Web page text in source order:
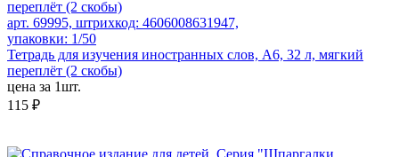
арт. 69995, штрихкод: 4606008631947,
упаковки: 1/50
Тетрадь для изучения иностранных слов, А6, 32 л, мягкий
переплёт (2 скобы)
цена за 1шт.
115 ₽